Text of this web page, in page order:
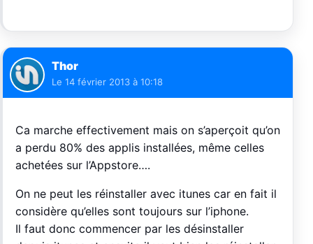
Thor
Le 14 février 2013 à 10:18
Ca marche effectivement mais on s’aperçoit qu’on
a perdu 80% des applis installées, même celles
achetées sur l’Appstore….
On ne peut les réinstaller avec itunes car en fait il
considère qu’elles sont toujours sur l’iphone.
Il faut donc commencer par les désinstaller